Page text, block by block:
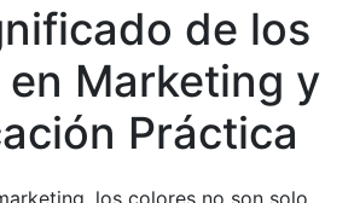
de los
en Marketing y
Práctica
los colores no son solo